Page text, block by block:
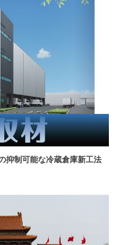
抑制可能な冷蔵倉庫新工法